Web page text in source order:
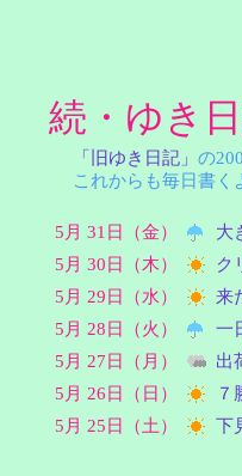
続・ゆき
「旧ゆき日記」 の
これからも毎日書く
5月 31日（金）
大
5月 30日（木）
ク
5月 29日（水）
来
5月 28日（火）
一
5月 27日（月）
出
5月 26日（日）
７
5月 25日（土）
下